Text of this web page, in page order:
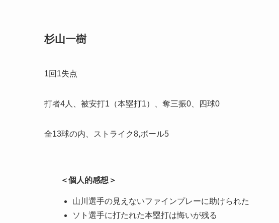
杉山一樹
1回1失点
打者4人、被安打1（本塁打1）、奪三振0、四球0
全13球の内、ストライク8,ボール5
＜個人的感想＞
山川選手の見えないファインプレーに助けられた
ソト選手に打たれた本塁打は悔いが残る